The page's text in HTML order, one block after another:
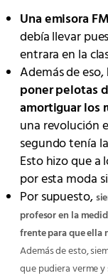
Una emisora ​​FM
debía llevar
entrara en la
Además de eso,
poner pelotas
amortiguar los
una revolución
segundo tenía
Esto hizo que a
por esta moda
Por supuesto,
profesor en la
frente para que ella
Además de esto,
que pudiera verme